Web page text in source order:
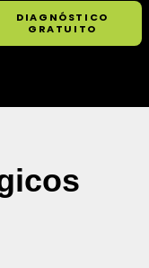
DIAGNÓSTICO
GRATUITO